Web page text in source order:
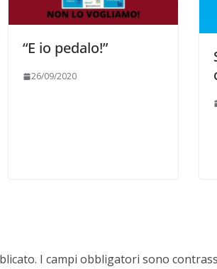
“E io pedalo!”
26/09/2020
I campi obbligatori sono